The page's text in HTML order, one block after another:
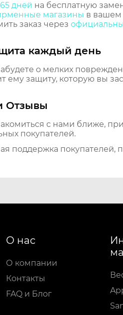
дней на бесплатную
магазины в вашем
заказ через
каждый день
о мелких
ему защиту, которую вы
Отзывы
с нами ближе,
покупателей.
поддержка покупателей,
О нас
О компании
Контакты
FAQ и Блог